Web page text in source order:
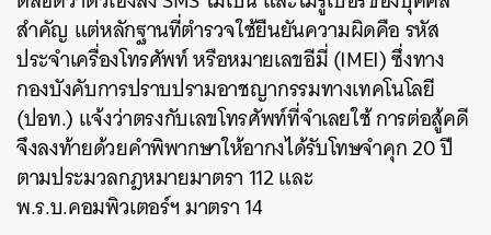
สำคัญ แต่หลักฐานที่ตำรวจใช้ยืนยันความผิดคือ รหัส
ประจำเครื่องโทรศัพท์ หรือหมายเลขอีมี่ (IMEI) ซึ่งทาง
กองบังคับการปราบปรามอาชญากรรมทางเทคโนโลยี
(ปอท.) แจ้งว่าตรงกับเลขโทรศัพท์ที่จำเลยใช้ การต่อสู้คดี
จึงลงท้ายด้วยคำพิพากษาให้อากงได้รับโทษจำคุก 20 ปี
ตามประมวลกฎหมายมาตรา 112 และ
พ.ร.บ.คอมพิวเตอร์ฯ มาตรา 14